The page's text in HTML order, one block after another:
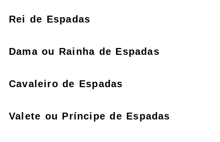
Rei de Espadas
Dama ou Rainha de Espadas
Cavaleiro de Espadas
Valete ou Príncipe de Espadas